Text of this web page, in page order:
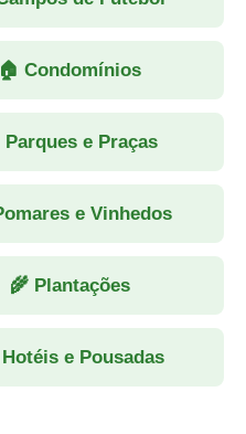
🏠 Condomínios
Parques e Praças
e Vinhedos
🌾 Plantações
e Pousadas